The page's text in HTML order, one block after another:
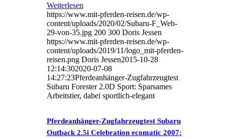
Weiterlesen
https://www.mit-pferden-reisen.de/wp-
content/uploads/2020/02/Subaru-F_Web-
29-von-35.jpg 200 300 Doris Jessen
https://www.mit-pferden-reisen.de/wp-
content/uploads/2019/11/logo_mit-pferden-
reisen.png Doris Jessen2015-10-28
12:14:302020-07-08
14:27:23Pferdeanhänger-Zugfahrzeugtest
Subaru Forester 2.0D Sport: Sparsames
Arbeitstier, dabei sportlich-elegant
Pferdeanhänger-Zugfahrzeugtest Subaru
Outback 2.5i Celebration ecomatic 2007: